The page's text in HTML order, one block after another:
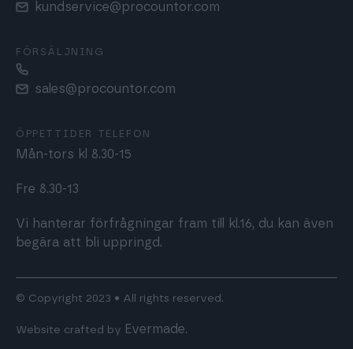
kundservice@procountor.com
FÖRSÄLJNING
sales@procountor.com
ÖPPETTIDER TELEFON
Mån-tors kl 8.30-15
Fre 8.30-13
Vi hanterar förfrågningar fram till kl.16, du kan även
begära att bli uppringd.
© Copyright 2023 • All rights reserved.
Website crafted by Evermade.